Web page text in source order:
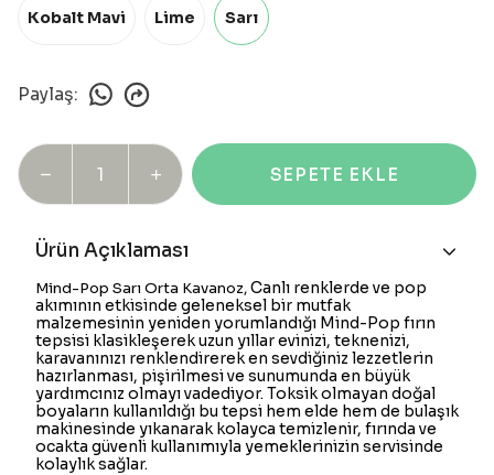
Kobalt Mavi Lime Sarı
Paylaş:
SEPETE EKLE
Ürün Açıklaması
Mind-Pop Sarı Orta Kavanoz,Canlı renklerde ve pop
akımının etkisinde geleneksel bir mutfak
malzemesinin yeniden yorumlandığı Mind-Pop fırın
tepsisi klasikleşerek uzun yıllar evinizi, teknenizi,
karavanınızı renklendirerek en sevdiğiniz lezzetlerin
hazırlanması, pişirilmesi ve sunumunda en büyük
yardımcınız olmayı vadediyor. Toksik olmayan doğal
boyaların kullanıldığı bu tepsi hem elde hem de bulaşık
makinesinde yıkanarak kolayca temizlenir, fırında ve
ocakta güvenli kullanımıyla yemeklerinizin servisinde
kolaylık sağlar.